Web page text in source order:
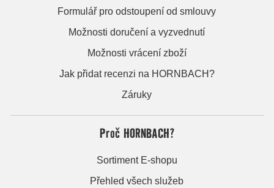
Formulář pro odstoupení od smlouvy
Možnosti doručení a vyzvednutí
Možnosti vrácení zboží
Jak přidat recenzi na HORNBACH?
Záruky
Proč HORNBACH?
Sortiment E-shopu
Přehled všech služeb